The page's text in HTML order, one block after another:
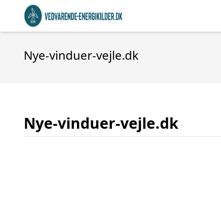
Nye-vinduer-vejle.dk
Nye-vinduer-vejle.dk